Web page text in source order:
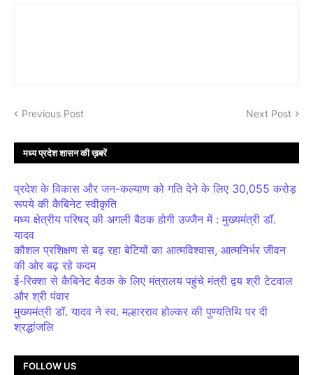
Previous Post Next Post
मध्य प्रदेश शासन की ख़बरें
प्रदेश के विकास और जन-कल्याण को गति देने के लिए 30,055 करोड़
रूपये की कैबिनेट स्वीकृति
मध्य क्षेत्रीय परिषद् की अगली बैठक होगी उज्जैन में : मुख्यमंत्री डॉ.
यादव
कौशल प्रशिक्षण से बढ़ रहा बेटियों का आत्मविश्वास, आत्मनिर्भर जीवन
की ओर बढ़ रहे कदम
ई-रिक्शा से कैबिनेट बैठक के लिए मंत्रालय पहुंचे मंत्री द्वय श्री टेटवाल
और श्री पंवार
मुख्यमंत्री डॉ. यादव ने स्व. मल्हारराव होल्कर की पुण्यतिथि पर दी
श्रद्धांजलि
FOLLOW US